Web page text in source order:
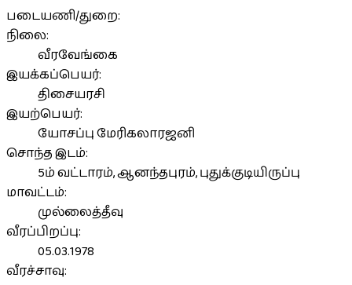
படையணி/துறை:
நிலை:
வீரவேங்கை
இயக்கப்பெயர்:
திசையரசி
இயற்பெயர்:
யோசப்பு மேரிகலாரஜனி
சொந்த இடம்:
5ம் வட்டாரம், ஆனந்தபுரம், புதுக்குடியிருப்பு
மாவட்டம்:
முல்லைத்தீவு
வீரப்பிறப்பு:
05.03.1978
வீரச்சாவு: